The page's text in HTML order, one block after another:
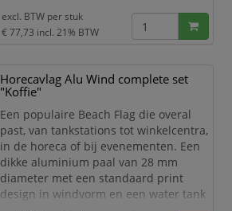
waterzak. Kies de print voor jouw
gelegenheid. Een mooie vlag voor jouw
Complete Beach Flag set met
print "A Emporter" in de kleur
verzwarende water
excl. BTW perstuk
€ 77,73 incl. 21% BTW
Horecavlag Alu Wind complete set
"Koffie"
Een populaire Beach Flag die overal
past, van tankstations tot winkelcentra,
in de horeca of bij evenementen. Een
dikke aluminium paal van 28 mm
diameter met een standaard print
design in windvorm en een water tank